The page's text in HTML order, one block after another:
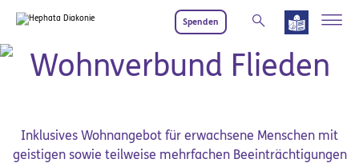
Spenden
Soziale Teilhabe
Wohnverbund Flieden
Inklusives Wohnangebot für erwachsene Menschen mit
geistigen sowie teilweise mehrfachen Beeinträchtigungen